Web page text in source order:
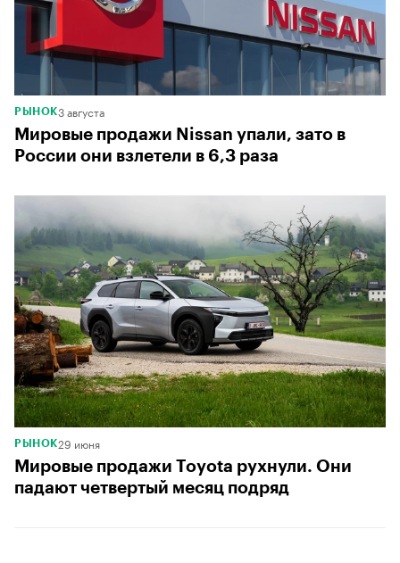
РЫНОК3 августа
Мировые продажи Nissan упали, зато в
России они взлетели в 6,3 раза
РЫНОК29 июня
Мировые продажи Toyota рухнули. Они
падают четвертый месяц подряд